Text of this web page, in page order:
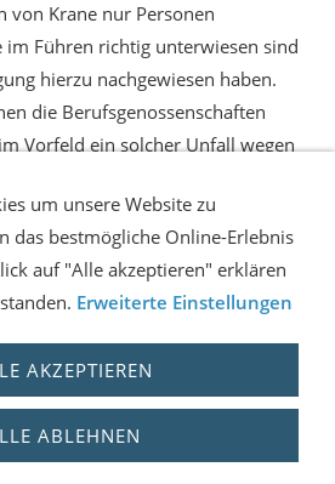
von Krane nur Personen
im Führen richtig unterwiesen sind
hierzu nachgewiesen haben.
die Berufsgenossenschaften
Vorfeld ein solcher Unfall wegen
NEWS
ZUR INDUSTRIE
BG
ANMELDEFORMULAR
IMPRESSUM-KONTAKT
/ Flur-Tec the world's first official
cranes and excavators. - EU
um unsere Website zu
das bestmögliche Online-Erlebnis
auf "Alle akzeptieren" erklären
Erweiterte Einstellungen
AKZEPTIEREN
ABLEHNEN